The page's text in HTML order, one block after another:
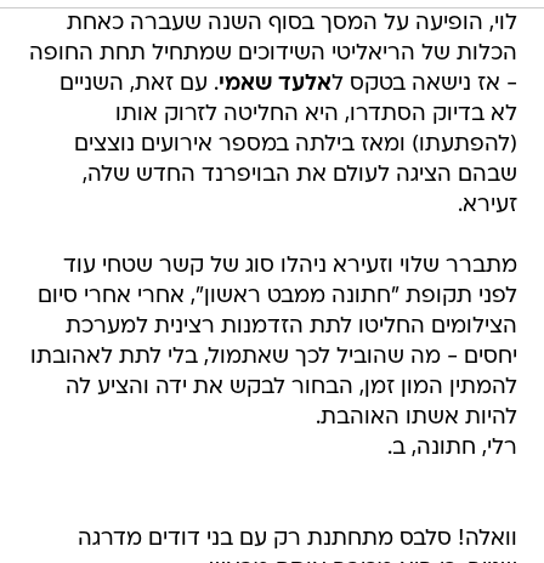
לוי, הופיעה על המסך בסוף השנה שעברה כאחת
הכלות של הריאליטי השידוכים שמתחיל תחת החופה
- אז נישאה בטקס לאלעד שאמי. עם זאת, השניים
לא בדיוק הסתדרו, היא החליטה לזרוק אותו
(להפתעתו) ומאז בילתה במספר אירועים נוצצים
שבהם הציגה לעולם את הבויפרנד החדש שלה,
זעירא.
מתברר שלוי וזעירא ניהלו סוג של קשר שטחי עוד
לפני תקופת "חתונה ממבט ראשון", אחרי אחרי סיום
הצילומים החליטו לתת הזדמנות רצינית למערכת
יחסים - מה שהוביל לכך שאתמול, בלי לתת לאהובתו
להמתין המון זמן, הבחור לבקש את ידה והציע לה
להיות אשתו האוהבת.
רלי, חתונה, ב.
וואלה! סלבס מתחתנת רק עם בני דודים מדרגה